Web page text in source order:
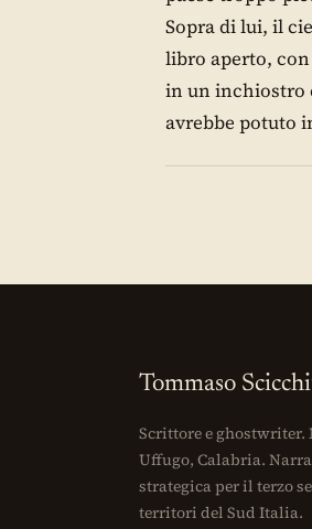
Sopra di lui, il
libro aperto,
in un inchiostro
avrebbe potuto
Tommaso
Scrittore e ghostwriter.
Uffugo, Calabria.
strategica per il terzo
territori del Sud Italia.